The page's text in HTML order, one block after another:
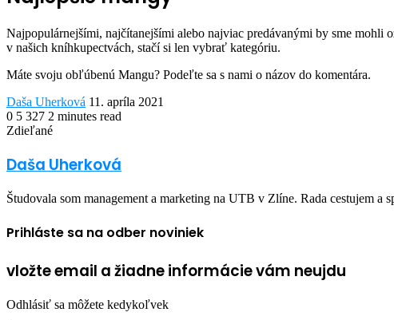
Najpopulárnejšími, najčítanejšími alebo najviac predávanými by sme
v našich kníhkupectvách, stačí si len vybrať kategóriu.
Máte svoju obľúbenú Mangu? Podeľte sa s nami o názov do komentára.
Daša Uherková Send
an
11. apríla 2021
0 5 327 2 minutes read
Facebook
Twitter
LinkedIn
Share
Email
Print
Zdieľané
via
Email
Daša Uherková
Študovala som management a marketing na UTB v Zlíne. Rada cestujem
Prihláste sa na odber noviniek
vložte email a žiadne informácie vám neujdu
Odhlásiť sa môžete kedykoľvek